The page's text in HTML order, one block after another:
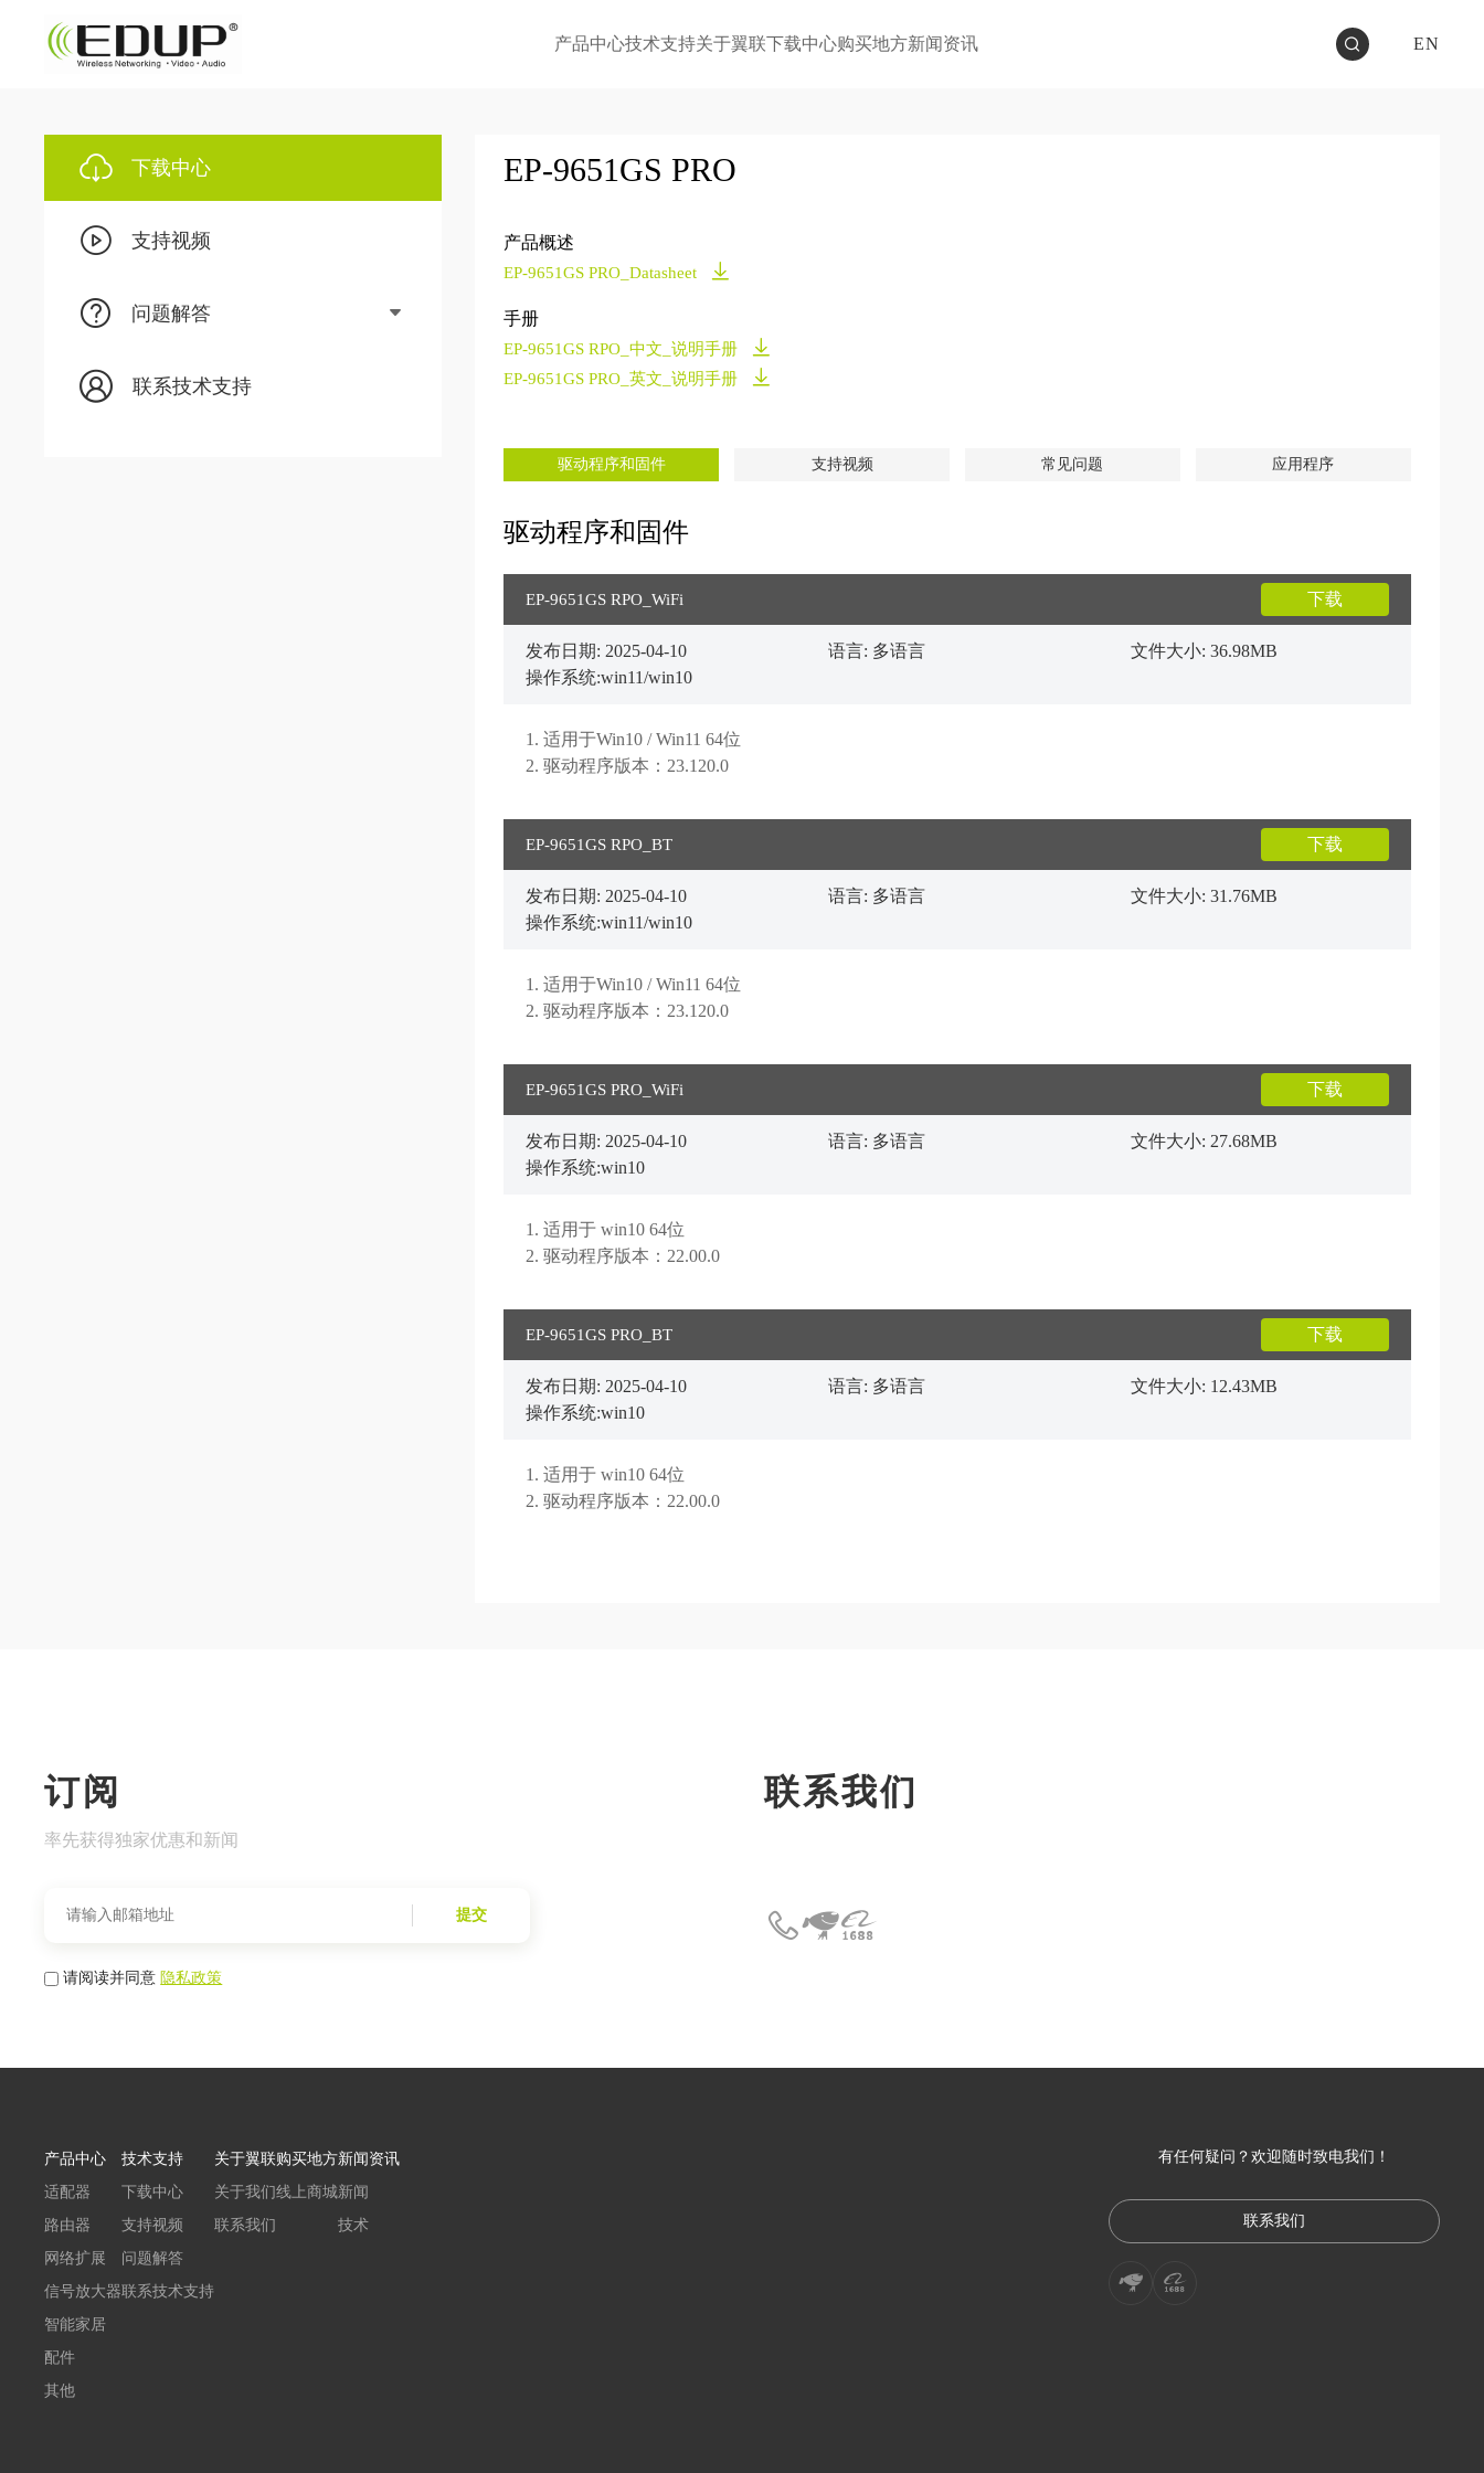
产品中心技术支持关于翼联下载中心购买地方新闻资讯 EN
下载中心
支持视频
问题解答
联系技术支持
EP-9651GS PRO
产品概述
EP-9651GS PRO_Datasheet
手册
EP-9651GS RPO_中文_说明手册
EP-9651GS PRO_英文_说明手册
驱动程序和固件 支持视频 常见问题 应用程序
驱动程序和固件
EP-9651GS RPO_WiFi 下载
发布日期: 2025-04-10 语言: 多语言
文件大小: 36.98MB
操作系统:win11/win10
1. 适用于Win10 / Win11 64位
2. 驱动程序版本：23.120.0
EP-9651GS RPO_BT 下载
发布日期: 2025-04-10 语言: 多语言
文件大小: 31.76MB
操作系统:win11/win10
1. 适用于Win10 / Win11 64位
2. 驱动程序版本：23.120.0
EP-9651GS PRO_WiFi 下载
发布日期: 2025-04-10 语言: 多语言
文件大小: 27.68MB
操作系统:win10
1. 适用于 win10 64位
2. 驱动程序版本：22.00.0
EP-9651GS PRO_BT 下载
发布日期: 2025-04-10 语言: 多语言
文件大小: 12.43MB
操作系统:win10
1. 适用于 win10 64位
2. 驱动程序版本：22.00.0
订阅
率先获得独家优惠和新闻
提交
请阅读并同意隐私政策
联系我们
产品中心
适配器
路由器
网络扩展
信号放大器
智能家居
配件
其他
技术支持
下载中心
支持视频
问题解答
联系技术支持
关于翼联
关于我们
联系我们
购买地方
线上商城
新闻资讯
新闻
技术
有任何疑问？欢迎随时致电我们！
联系我们